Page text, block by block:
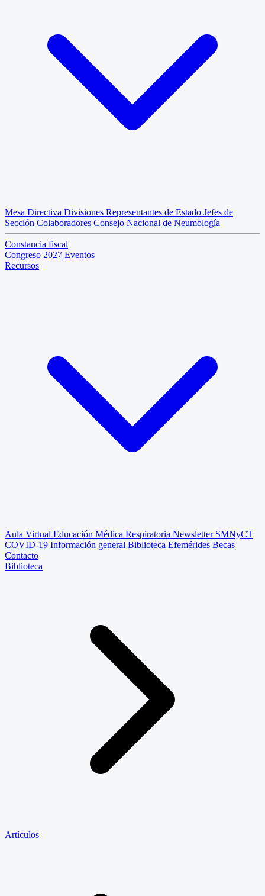
Mesa Directiva Divisiones Representantes de Estado Jefes de
Sección Colaboradores Consejo Nacional de Neumología
Constancia fiscal
Congreso 2027 Eventos
Recursos
Aula Virtual Educación Médica Respiratoria Newsletter SMNyCT
COVID-19 Información general Biblioteca Efemérides Becas
Contacto
Biblioteca
Artículos